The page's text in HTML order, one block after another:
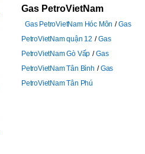
Gas PetroVietNam
Gas PetroVietNam Hóc Môn
Gas
PetroVietNam quận 12
Gas
PetroVietNam Gò Vấp
Gas
PetroVietNam Tân Bình
Gas
PetroVietNam Tân Phú